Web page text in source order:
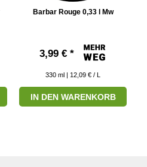
Barbar Rouge 0,33 l Mw
3,99 € *
330 ml | 12,09 € / L
IN DEN WARENKORB